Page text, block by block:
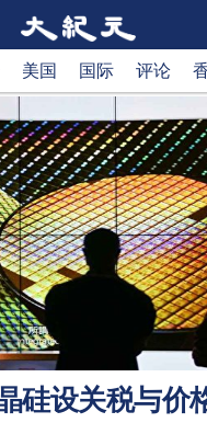
美国 国际 评论
硅设关税与价